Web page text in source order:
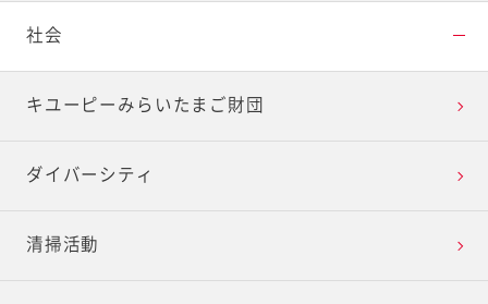
社会
キユーピーみらいたまご財団
ダイバーシティ
清掃活動